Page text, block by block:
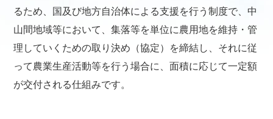
るため、国及び地方自治体による支援を行う制度で、中
山間地域等において、集落等を単位に農用地を維持・管
理していくための取り決め（協定）を締結し、それに従
って農業生産活動等を行う場合に、面積に応じて一定額
が交付される仕組みです。